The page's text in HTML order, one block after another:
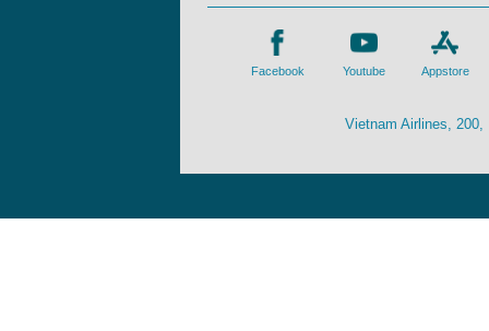
Facebook Youtube Appstore
Vietnam Airlines,